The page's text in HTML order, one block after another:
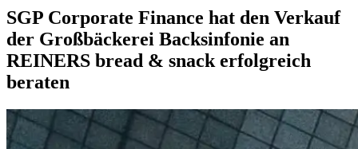
SGP Corporate Finance hat den Verkauf
der Großbäckerei Backsinfonie an
REINERS bread & snack erfolgreich
beraten